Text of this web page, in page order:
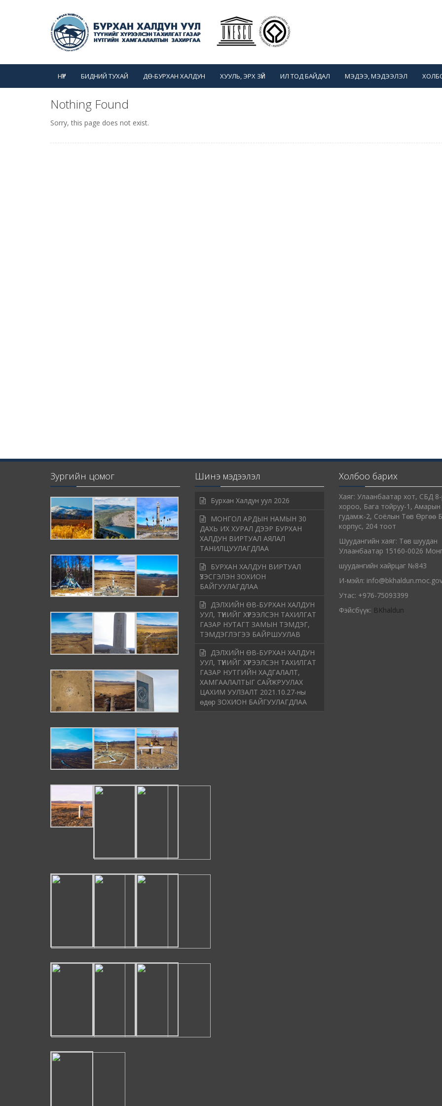
НҮҮР БИДНИЙ ТУХАЙ ДӨ-БУРХАН ХАЛДУН ХУУЛЬ, ЭРХ ЗҮЙ ИЛ ТОД БАЙДАЛ МЭДЭЭ, МЭДЭЭЛЭЛ
Nothing Found
Sorry, this page does not exist.
Зургийн цомог Шинэ мэдээлэл
Бурхан Халдун уул 2026
МОНГОЛ АРДЫН НАМЫН 30
ДАХЬ ИХ ХУРАЛ ДЭЭР БУРХАН
ХАЛДУН ВИРТУАЛ АЯЛАЛ
ТАНИЛЦУУЛАГДЛАА
БУРХАН ХАЛДУН ВИРТУАЛ
ҮЗЭСГЭЛЭН ЗОХИОН
БАЙГУУЛАГДЛАА
ДЭЛХИЙН ӨВ-БУРХАН ХАЛДУН
УУЛ, ТҮҮНИЙГ ХҮРЭЭЛСЭН ТАХИЛГАТ
ГАЗАР НУТАГТ ЗАМЫН ТЭМДЭГ,
ТЭМДЭГЛЭГЭЭ БАЙРШУУЛАВ
ДЭЛХИЙН ӨВ-БУРХАН ХАЛДУН
УУЛ, ТҮҮНИЙГ ХҮРЭЭЛСЭН ТАХИЛГАТ
ГАЗАР НУТГИЙН ХАДГАЛАЛТ,
ХАМГААЛАЛТЫГ САЙЖРУУЛАХ
ЦАХИМ УУЛЗАЛТ 2021.10.27-ны
өдөр ЗОХИОН БАЙГУУЛАГДЛАА
Холбоо барих
Хаяг: Улаанбаатар хот, СБД
хороо, Бага тойруу-1, Амарын
гудамж-2, Соёлын Төв Өргөө Б
корпус, 204 тоот
Шуудангийн хаяг: Төв шуудан
Улаанбаатар 15160-0026
шуудангийн хайрцаг №843
И-мэйл:
Утас: +976-75093399
Фэйсбүүк: BKhaldun